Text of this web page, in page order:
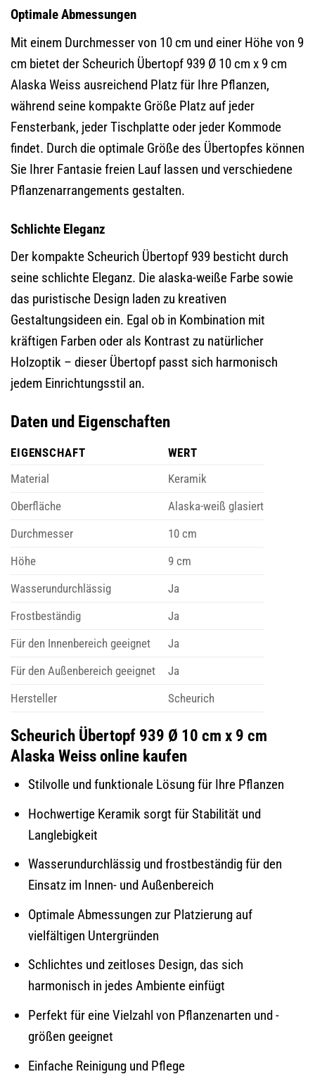
Optimale Abmessungen
Mit einem Durchmesser von 10 cm und einer Höhe von 9
cm bietet der Scheurich Übertopf 939 Ø 10 cm x 9 cm
Alaska Weiss ausreichend Platz für Ihre Pflanzen,
während seine kompakte Größe Platz auf jeder
Fensterbank, jeder Tischplatte oder jeder Kommode
findet. Durch die optimale Größe des Übertopfes können
Sie Ihrer Fantasie freien Lauf lassen und verschiedene
Pflanzenarrangements gestalten.
Schlichte Eleganz
Der kompakte Scheurich Übertopf 939 besticht durch
seine schlichte Eleganz. Die alaska-weiße Farbe sowie
das puristische Design laden zu kreativen
Gestaltungsideen ein. Egal ob in Kombination mit
kräftigen Farben oder als Kontrast zu natürlicher
Holzoptik – dieser Übertopf passt sich harmonisch
jedem Einrichtungsstil an.
Daten und Eigenschaften
EIGENSCHAFT
WERT
Material
Keramik
Oberfläche
Alaska-weiß glasiert
Durchmesser
10 cm
Höhe
9 cm
Wasserundurchlässig
Ja
Frostbeständig
Ja
Für den Innenbereich geeignet
Ja
Für den Außenbereich geeignet
Ja
Hersteller
Scheurich
Scheurich Übertopf 939 Ø 10 cm x 9 cm
Alaska Weiss online kaufen
Stilvolle und funktionale Lösung für Ihre Pflanzen
Hochwertige Keramik sorgt für Stabilität und
Langlebigkeit
Wasserundurchlässig und frostbeständig für den
Einsatz im Innen- und Außenbereich
Optimale Abmessungen zur Platzierung auf
vielfältigen Untergründen
Schlichtes und zeitloses Design, das sich
harmonisch in jedes Ambiente einfügt
Perfekt für eine Vielzahl von Pflanzenarten und -
größen geeignet
Einfache Reinigung und Pflege